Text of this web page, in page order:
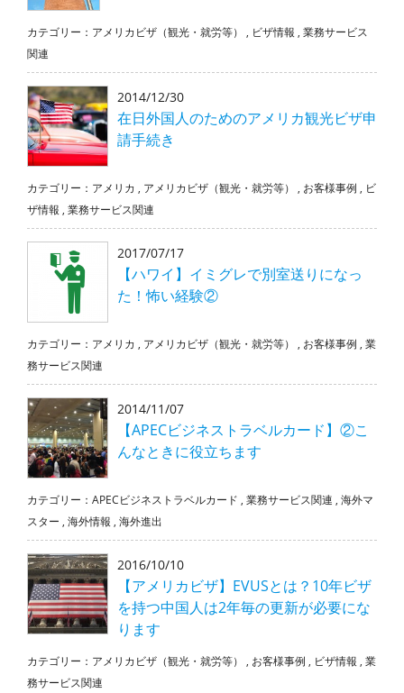
カテゴリー： アメリカビザ（観光・就労等） , ビザ情報 , 業務サービス
関連
2014/12/30
在日外国人のためのアメリカ観光ビザ申
請手続き
カテゴリー： アメリカ , アメリカビザ（観光・就労等） , お客様事例 , ビ
ザ情報 , 業務サービス関連
2017/07/17
【ハワイ】イミグレで別室送りになっ
た！怖い経験②
カテゴリー： アメリカ , アメリカビザ（観光・就労等） , お客様事例 , 業
務サービス関連
2014/11/07
【APECビジネストラベルカード】②こ
んなときに役立ちます
カテゴリー： APECビジネストラベルカード , 業務サービス関連 , 海外マ
スター , 海外情報 , 海外進出
2016/10/10
【アメリカビザ】EVUSとは？10年ビザ
を持つ中国人は2年毎の更新が必要にな
ります
カテゴリー： アメリカビザ（観光・就労等） , お客様事例 , ビザ情報 , 業
務サービス関連